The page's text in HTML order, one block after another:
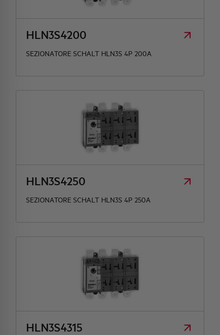
HLN3S4200
SEZIONATORE SCHALT HLN3S 4P 200A
HLN3S4250
SEZIONATORE SCHALT HLN3S 4P 250A
HLN3S4315